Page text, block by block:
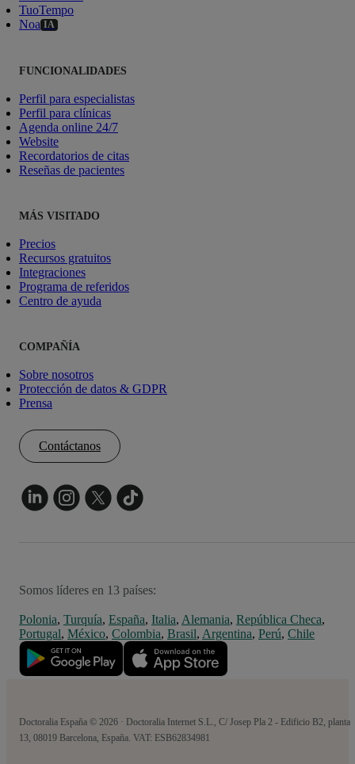
TuoTempo
Noa IA
FUNCIONALIDADES
Perfil para especialistas
Perfil para clínicas
Agenda online 24/7
Website
Recordatorios de citas
Reseñas de pacientes
MÁS VISITADO
Precios
Recursos gratuitos
Integraciones
Programa de referidos
Centro de ayuda
COMPAÑÍA
Sobre nosotros
Protección de datos & GDPR
Prensa
Contáctanos
Somos líderes en 13 países:
Polonia, Turquía, España, Italia, Alemania, República Checa,
Portugal, México, Colombia, Brasil, Argentina, Perú, Chile
Doctoralia España © 2026 · Doctoralia Internet S.L., C/ Josep Pla 2 - Edificio B2, planta
13, 08019 Barcelona, España. VAT: ESB62834981